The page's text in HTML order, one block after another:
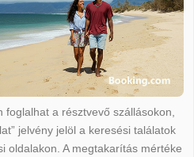
a résztvevő szállásokon,
jelvény jelöl a keresési találatok
oldalakon. A megtakarítás mértéke